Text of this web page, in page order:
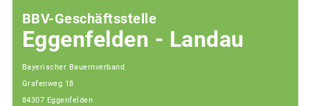
BBV-Geschäftsstelle
Eggenfelden - Landau
Bayerischer Bauernverband
Grafenweg 18
84307 Eggenfelden